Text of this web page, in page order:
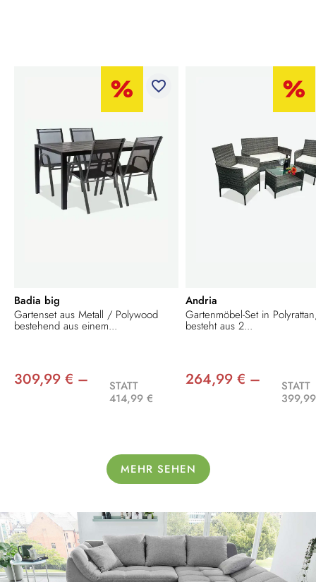
favorite_border
Badia big
Gartenset aus Metall / Polywood
bestehend aus einem...
309,99 € –
STATT
414,99 €
Andria
Gartenmöbel-Set in
besteht aus 2...
264,99 € –
STATT
MEHR SEHEN